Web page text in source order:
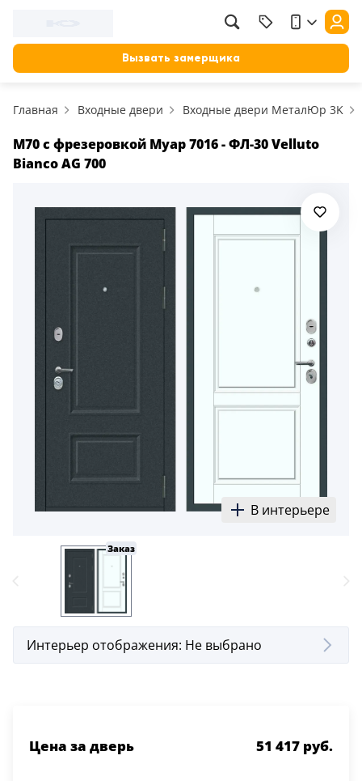
Вызвать замерщика
Главная Входные двери Входные двери МеталЮр 3K
M70 с фрезеровкой Муар 7016 - ФЛ-30 Velluto
Bianco AG 700
В интерьере
Заказ
Интерьер отображения: Не выбрано
Цена за дверь 51 417 руб.